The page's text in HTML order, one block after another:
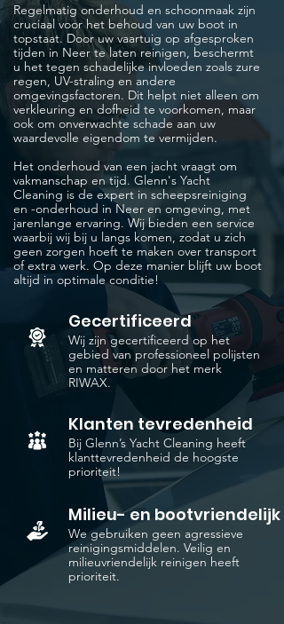
Regelmatig onderhoud en schoonmaak zijn
cruciaal voor het behoud van uw boot in
topstaat. Door uw vaartuig op afgesproken
tijden in Neer te laten reinigen, beschermt
u het tegen schadelijke invloeden zoals zure
regen, UV-straling en andere
omgevingsfactoren. Dit helpt niet alleen om
verkleuring en dofheid te voorkomen, maar
ook om onverwachte schade aan uw
waardevolle eigendom te vermijden.
Het onderhoud van een jacht vraagt om
vakmanschap en tijd. Glenn's Yacht
Cleaning is de expert in scheepsreiniging
en -onderhoud in Neer en omgeving, met
jarenlange ervaring. Wij bieden een service
waarbij wij bij u langs komen, zodat u zich
geen zorgen hoeft te maken over transport
of extra werk. Op deze manier blijft uw boot
altijd in optimale conditie!
Gecertificeerd
Wij zijn gecertificeerd op het
gebied van professioneel polijsten
en matteren door het merk
RIWAX.
Klanten tevredenheid
Bij Glenn’s Yacht Cleaning heeft
klanttevredenheid de hoogste
prioriteit!
Milieu- en bootvriendelijk
We gebruiken geen agressieve
reinigingsmiddelen. Veilig en
milieuvriendelijk reinigen heeft
prioriteit.